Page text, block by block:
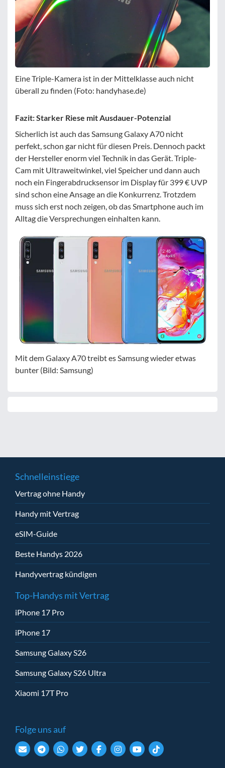
Eine Triple-Kamera ist in der Mittelklasse auch nicht
überall zu finden (Foto: handyhase.de)
Fazit: Starker Riese mit Ausdauer-Potenzial
Sicherlich ist auch das Samsung Galaxy A70 nicht
perfekt, schon gar nicht für diesen Preis. Dennoch packt
der Hersteller enorm viel Technik in das Gerät. Triple-
Cam mit Ultraweitwinkel, viel Speicher und dann auch
noch ein Fingerabdrucksensor im Display für 399 € UVP
sind schon eine Ansage an die Konkurrenz. Trotzdem
muss sich erst noch zeigen, ob das Smartphone auch im
Alltag die Versprechungen einhalten kann.
Mit dem Galaxy A70 treibt es Samsung wieder etwas
bunter (Bild: Samsung)
Schnelleinstiege
Vertrag ohne Handy
Handy mit Vertrag
eSIM-Guide
Beste Handys 2026
Handyvertrag kündigen
Top-Handys mit Vertrag
iPhone 17 Pro
iPhone 17
Samsung Galaxy S26
Samsung Galaxy S26 Ultra
Xiaomi 17T Pro
Folge uns auf